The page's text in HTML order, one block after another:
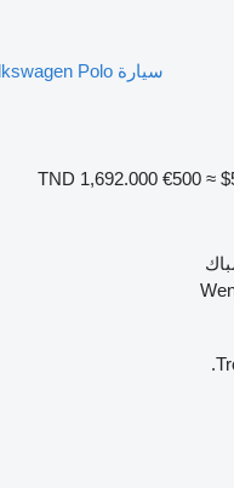
سيارة Volkswagen Polo
€500 ≈